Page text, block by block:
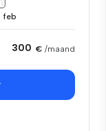
feb
300 € /maand